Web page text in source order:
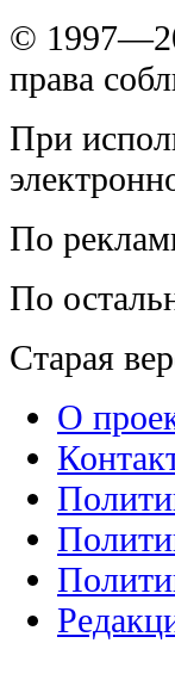
©
права
При
По
По
Старая
О